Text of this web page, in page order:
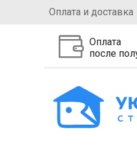
Оплата и доставка
Оплата
после